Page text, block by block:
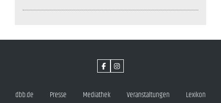
dbb.de Presse Mediathek Veranstaltungen Lexikon